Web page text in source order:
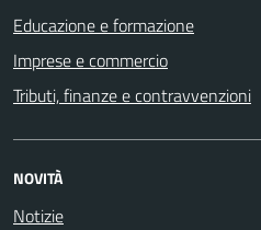
Educazione e formazione
Imprese e commercio
Tributi, finanze e contravvenzioni
NOVITÀ
Notizie